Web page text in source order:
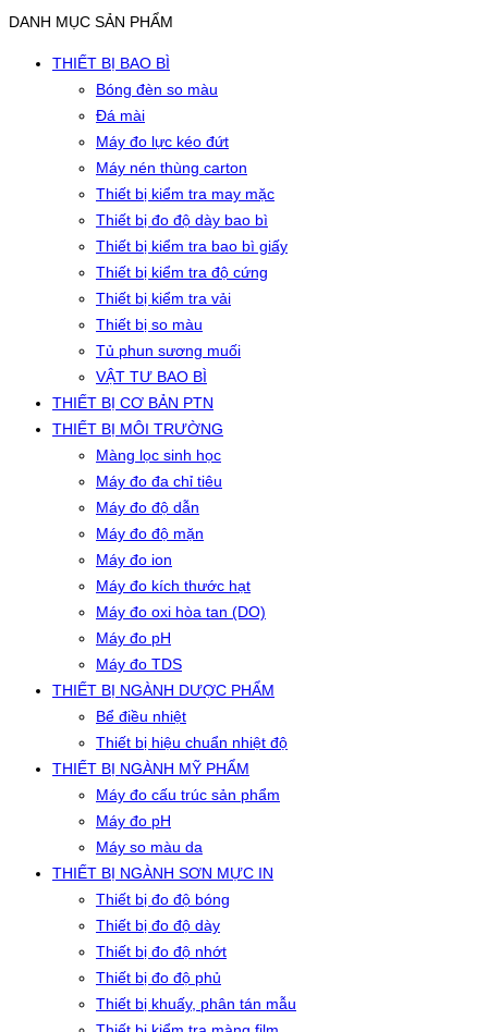
DANH MỤC SẢN PHẨM
THIẾT BỊ BAO BÌ
Bóng đèn so màu
Đá mài
Máy đo lực kéo đứt
Máy nén thùng carton
Thiết bị kiểm tra may mặc
Thiết bị đo độ dày bao bì
Thiết bị kiểm tra bao bì giấy
Thiết bị kiểm tra độ cứng
Thiết bị kiểm tra vải
Thiết bị so màu
Tủ phun sương muối
VẬT TƯ BAO BÌ
THIẾT BỊ CƠ BẢN PTN
THIẾT BỊ MÔI TRƯỜNG
Màng lọc sinh học
Máy đo đa chỉ tiêu
Máy đo độ dẫn
Máy đo độ mặn
Máy đo ion
Máy đo kích thước hạt
Máy đo oxi hòa tan (DO)
Máy đo pH
Máy đo TDS
THIẾT BỊ NGÀNH DƯỢC PHẨM
Bể điều nhiệt
Thiết bị hiệu chuẩn nhiệt độ
THIẾT BỊ NGÀNH MỸ PHẨM
Máy đo cấu trúc sản phẩm
Máy đo pH
Máy so màu da
THIẾT BỊ NGÀNH SƠN MỰC IN
Thiết bị đo độ bóng
Thiết bị đo độ dày
Thiết bị đo độ nhớt
Thiết bị đo độ phủ
Thiết bị khuấy, phân tán mẫu